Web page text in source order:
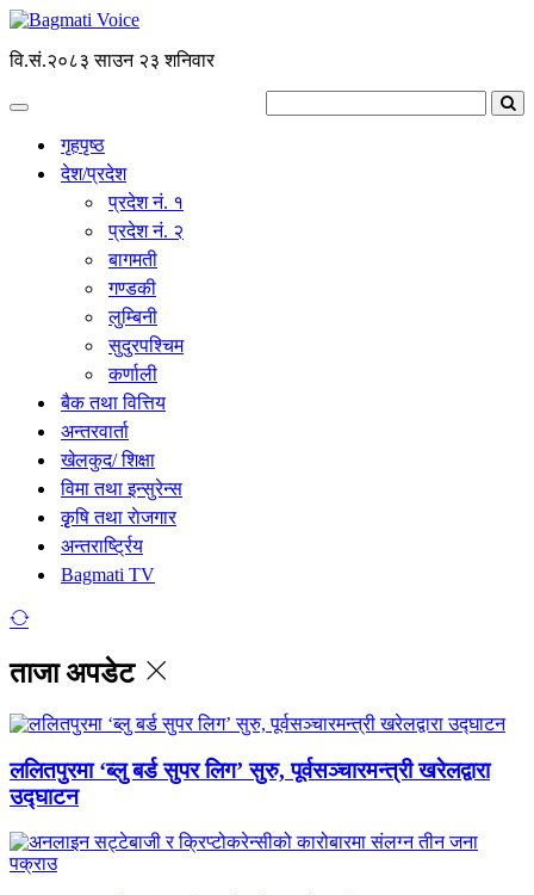
वि.सं.२०८३ साउन २३ शनिवार
गृहपृष्ठ
देश/प्रदेश
प्रदेश नं. १
प्रदेश नं. २
बागमती
गण्डकी
लुम्बिनी
सुदुरपश्चिम
कर्णाली
बैक तथा वित्तिय
अन्तरवार्ता
खेलकुद/ शिक्षा
विमा तथा इन्सुरेन्स
कृृषि तथा राेजगार
अन्तरार्ष्ट्रिय
Bagmati TV
ताजा अपडेट
ललितपुरमा ‘ब्लु बर्ड सुपर लिग’ सुरु, पूर्वसञ्चारमन्त्री खरेलद्वारा
उद्घाटन